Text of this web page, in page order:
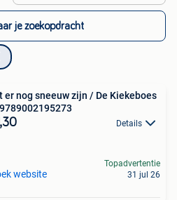
je zoekopdracht
er nog sneeuw zijn / De Kiekeboes
Details
website
Topadvertentie
31 jul 26